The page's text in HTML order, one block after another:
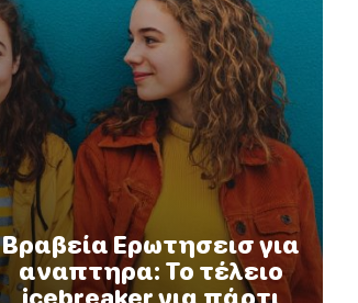
Βραβεία Ερωτησεισ για
αναπτηρα: Το τέλειο
icebreaker για πάρτι